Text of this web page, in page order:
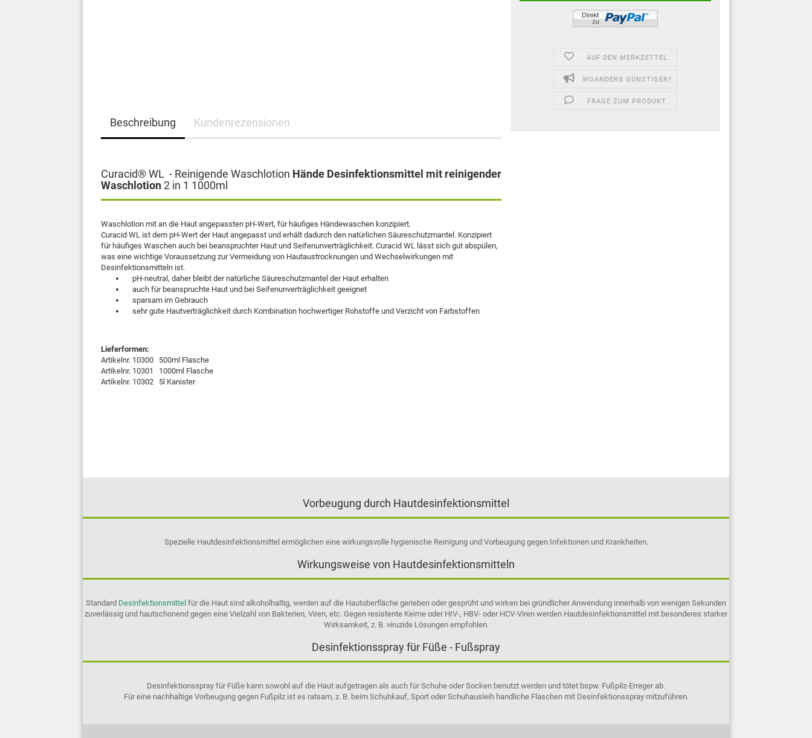
AUF DEN MERKZETTEL
WOANDERS GÜNSTIGER?
FRAGE ZUM PRODUKT
Beschreibung Kundenrezensionen
Curacid® WL - Reinigende Waschlotion Hände Desinfektionsmittel mit reinigender
Waschlotion2 in 1 1000ml
Waschlotion mit an die Haut angepassten pH-Wert, für häufiges Händewaschen konzipiert.
Curacid WL ist dem pH-Wert der Haut angepasst und erhält dadurch den natürlichen Säureschutzmantel. Konzipiert
für häufiges Waschen auch bei beanspruchter Haut und Seifenunverträglichkeit. Curacid WL lässt sich gut abspülen,
was eine wichtige Voraussetzung zur Vermeidung von Hautaustrocknungen und Wechselwirkungen mit
Desinfektionsmitteln ist.
pH-neutral, daher bleibt der natürliche Säureschutzmantel der Haut erhalten
auch für beanspruchte Haut und bei Seifenunverträglichkeit geeignet
sparsam im Gebrauch
sehr gute Hautverträglichkeit durch Kombination hochwertiger Rohstoffe und Verzicht von Farbstoffen
Lieferformen:
Artikelnr. 10300 500ml Flasche
Artikelnr. 10301 1000ml Flasche
Artikelnr. 10302 5l Kanister
Vorbeugung durch Hautdesinfektionsmittel
Spezielle Hautdesinfektionsmittel ermöglichen eine wirkungsvolle hygienische Reinigung und Vorbeugung gegen Infektionen und Krankheiten.
Wirkungsweise von Hautdesinfektionsmitteln
Standard Desinfektionsmittel für die Haut sind alkoholhaltig, werden auf die Hautoberfläche gerieben oder gesprüht und wirken bei gründlicher Anwendung innerhalb von wenigen Sekunden
zuverlässig und hautschonend gegen eine Vielzahl von Bakterien, Viren, etc. Gegen resistente Keime oder HIV-, HBV- oder HCV-Viren werden Hautdesinfektionsmittel mit besonderes starker
Wirksamkeit, z. B. viruzide Lösungen empfohlen.
Desinfektionsspray für Füße - Fußspray
Desinfektionsspray für Füße kann sowohl auf die Haut aufgetragen als auch für Schuhe oder Socken benutzt werden und tötet bspw. Fußpilz-Erreger ab.
Für eine nachhaltige Vorbeugung gegen Fußpilz ist es ratsam, z. B. beim Schuhkauf, Sport oder Schuhausleih handliche Flaschen mit Desinfektionsspray mitzuführen.